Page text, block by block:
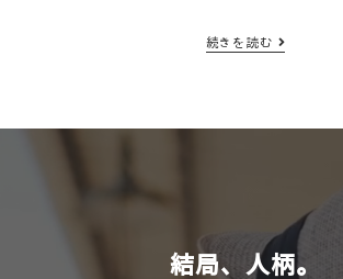
続きを読む
結局、人柄。